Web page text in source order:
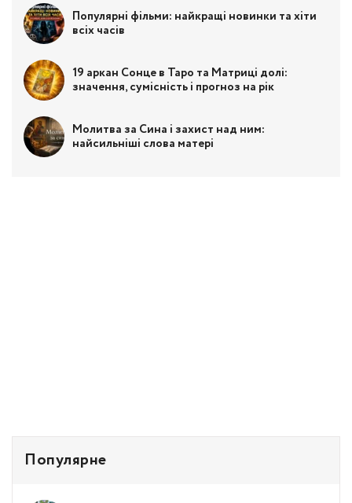
Популярні фільми: найкращі новинки та хіти
всіх часів
19 аркан Сонце в Таро та Матриці долі:
значення, сумісність і прогноз на рік
Молитва за Сина і захист над ним:
найсильніші слова матері
Популярне